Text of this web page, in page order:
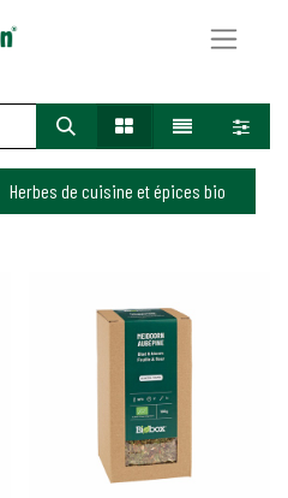
Herbes de cuisine et épices bio